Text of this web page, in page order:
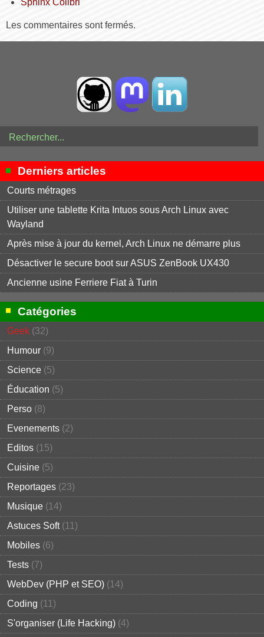
Sphinx Colibri
Les commentaires sont fermés.
Derniers articles
Courts métrages
Utiliser une tablette Krita Intuos sous Arch Linux avec
Wayland
Après mise à jour du kernel, Arch Linux ne démarre plus
Désactiver le secure boot sur ASUS ZenBook UX430
Ancienne usine Ferriere Fiat à Turin
Catégories
Geek (32)
Humour (9)
Science (5)
Éducation (5)
Perso (8)
Evenements (2)
Editos (15)
Cuisine (5)
Reportages (23)
Musique (14)
Astuces Soft(11)
Mobiles (6)
Tests (7)
WebDev (PHP et SEO) (14)
Coding (11)
S'organiser (Life Hacking) (4)